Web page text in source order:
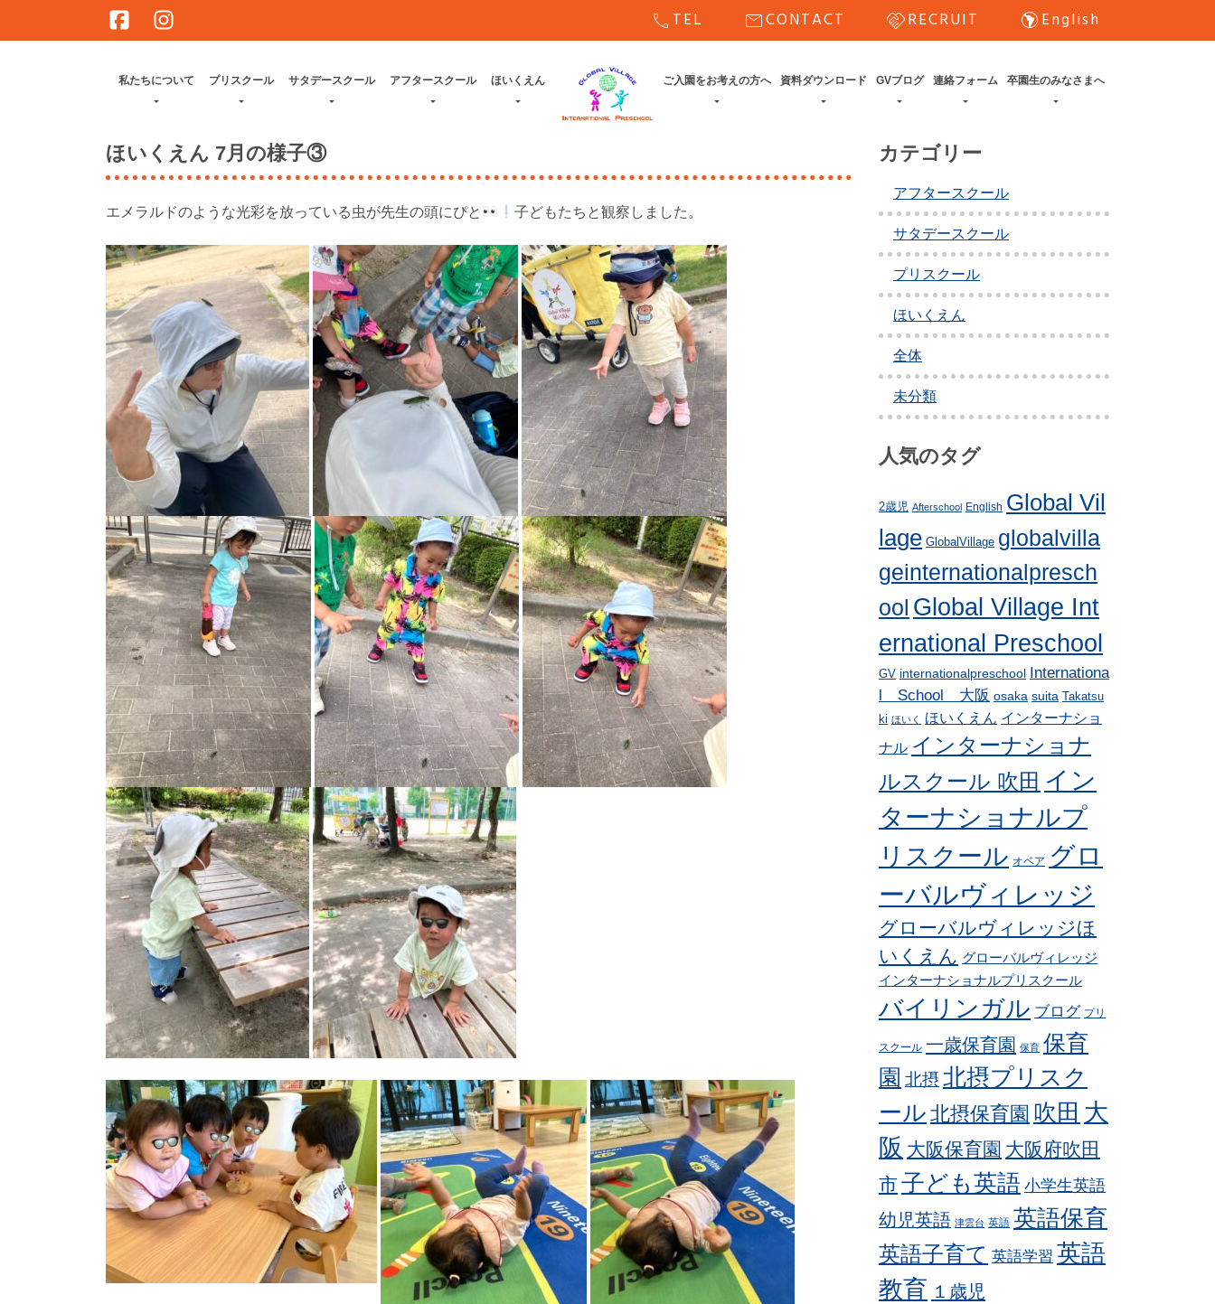
call TEL mailCONTACT handshakeRECRUIT south_americaEnglish
私たちについて プリスクール サタデースクール アフタースクール ほいくえん ご入園をお考えの方へ 資料ダウンロード GVブログ 連絡フォーム 卒園生のみなさまへ
ほいくえん 7月の様子③
エメラルドのような光彩を放っている虫が先生の頭にぴと 子どもたちと観察しました。
カテゴリー
アフタースクール
サタデースクール
プリスクール
ほいくえん
全体
未分類
人気のタグ
2歳児 Afterschool English Global Vil
lage GlobalVillage globalvilla
geinternationalpresch
ool Global Village Int
ernational Preschool
GV internationalpreschool Internationa
l School 大阪 osaka suita Takatsu
ki ほいく ほいくえん インターナショ
ナル インターナショナ
ルスクール 吹田 イン
ターナショナルプ
リスクール オペア グロ
ーバルヴィレッジ
グローバルヴィレッジほ
いくえん グローバルヴィレッジ
インターナショナルプリスクール
バイリンガル ブログ プリ
スクール 一歳保育園 保育 保育
園 北摂 北摂プリスク
ール 北摂保育園 吹田 大
阪 大阪保育園 大阪府吹田
市子ども英語 小学生英語
幼児英語 津雲台 英語 英語保育
英語子育て 英語学習 英語
教育 １歳児